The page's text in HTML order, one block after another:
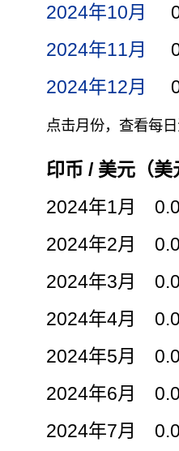
2024年10月
2024年11月
2024年12月
点击月份，查看每日
印币 / 美元（美
2024年1月
2024年2月
2024年3月
2024年4月
2024年5月
2024年6月
2024年7月